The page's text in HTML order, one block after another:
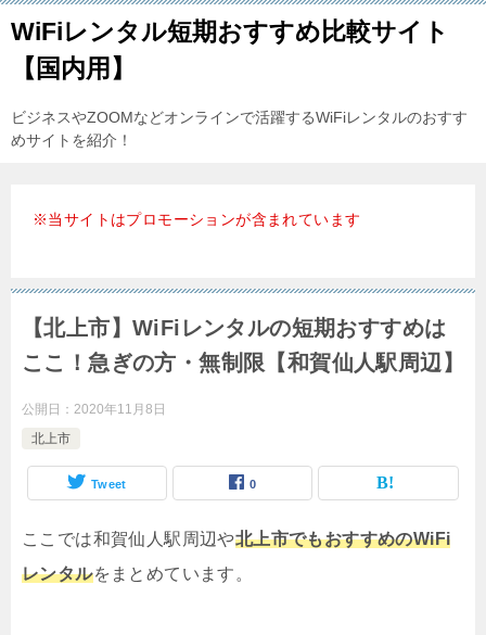
WiFiレンタル短期おすすめ比較サイト
【国内用】
ビジネスやZOOMなどオンラインで活躍するWiFiレンタルのおすす
めサイトを紹介！
※当サイトはプロモーションが含まれています
【北上市】WiFiレンタルの短期おすすめは
ここ！急ぎの方・無制限【和賀仙人駅周辺】
公開日： 2020年11月8日
北上市
Tweet 0
ここでは和賀仙人駅周辺や北上市でもおすすめのWiFi
レンタルをまとめています。